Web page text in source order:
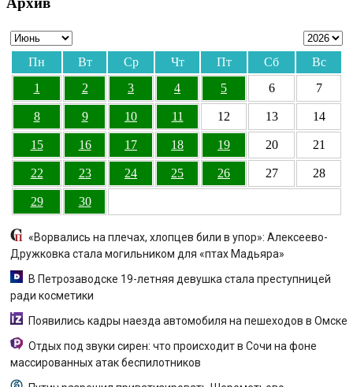
Пн Вт Ср Чт Пт Сб
Вс
1
2 3 4 5 6 7
8 9 10 11 12 13 14
15 16 17 18 19 20 21
22 23 24 25 26 27 28
29 30
«Ворвались на плечах, хлопцев били в упор»: Алексеево-
Дружковка стала могильником для «птах Мадьяра»
В Петрозаводске 19-летняя девушка стала преступницей
ради косметики
Появились кадры наезда автомобиля на пешеходов в Омске
Отдых под звуки сирен: что происходит в Сочи на фоне
массированных атак беспилотников